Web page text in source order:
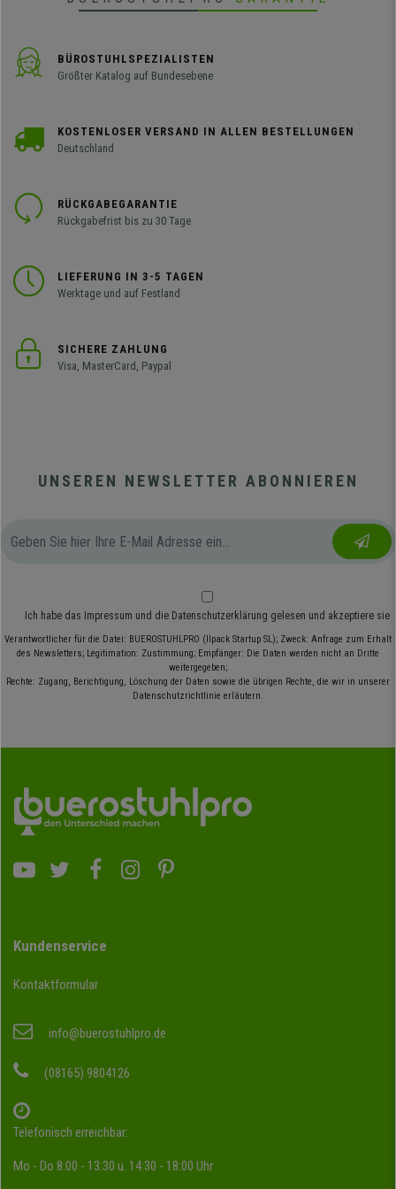
BÜROSTUHLSPEZIALISTEN
Größter Katalog auf Bundesebene
KOSTENLOSER VERSAND IN ALLEN BESTELLUNGEN
Deutschland
RÜCKGABEGARANTIE
Rückgabefrist bis zu 30 Tage
LIEFERUNG IN 3-5 TAGEN
Werktage und auf Festland
SICHERE ZAHLUNG
Visa, MasterCard, Paypal
UNSEREN NEWSLETTER ABONNIEREN
Ich habe das Impressum und die Datenschutzerklärung gelesen und akzeptiere sie
Verantwortlicher für die Datei: BUEROSTUHLPRO (Ilpack Startup SL); Zweck: Anfrage zum Erhalt
des Newsletters; Legitimation: Zustimmung; Empfänger: Die Daten werden nicht an Dritte
weitergegeben;
Rechte: Zugang, Berichtigung, Löschung der Daten sowie die übrigen Rechte, die wir in unserer
Datenschutzrichtlinie erläutern.
Kundenservice
Kontaktformular
info@buerostuhlpro.de
(08165) 9804126
Telefonisch erreichbar:
Mo - Do 8:00 - 13:30 u. 14:30 - 18:00 Uhr